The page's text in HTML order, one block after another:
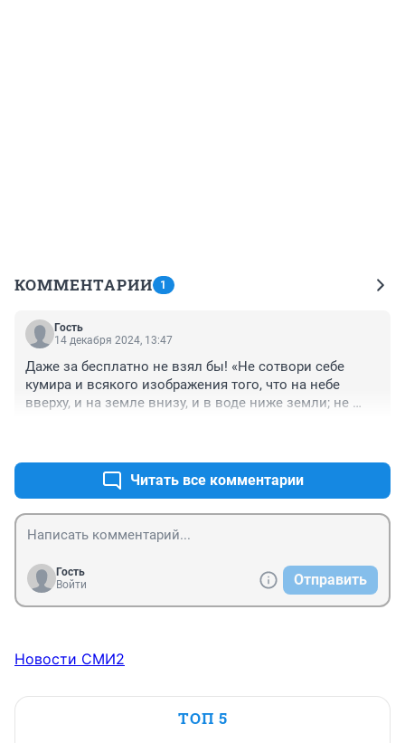
КОММЕНТАРИИ 1
Гость
14 декабря 2024, 13:47
Даже за бесплатно не взял бы! «Не сотвори себе
кумира и всякого изображения того, что на небе
вверху, и на земле внизу, и в воде ниже земли; не
Читать все комментарии
Гость
Войти
Отправить
Новости СМИ2
ТОП 5